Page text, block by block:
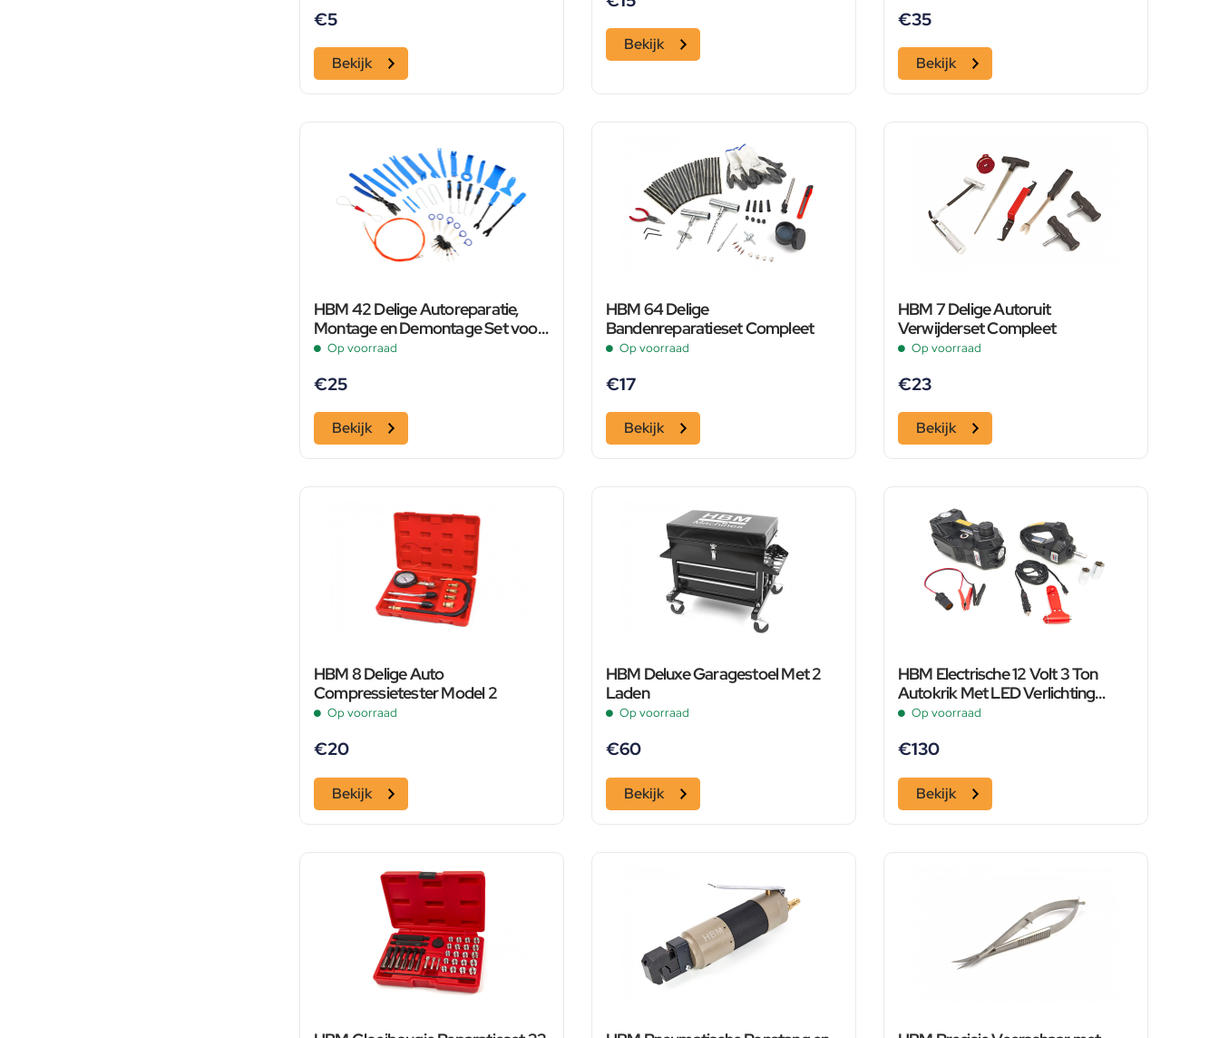
€5
Bekijk
Bekijk
€35
Bekijk
HBM 42 Delige Autoreparatie,
Montage en Demontage Set voor
Deurbekleding, Sierlijsten,
Op voorraad
€25
Bekijk
HBM 64 Delige
Bandenreparatieset Compleet
Op voorraad
€17
Bekijk
HBM 7 Delige Autoruit
Verwijderset Compleet
Op voorraad
€23
Bekijk
HBM 8 Delige Auto
Compressietester Model 2
Op voorraad
€20
Bekijk
HBM Deluxe Garagestoel Met 2
Laden
Op voorraad
€60
Bekijk
HBM Electrische 12 Volt 3 Ton
Autokrik Met LED Verlichting
Inclusief Slagmoersleutel 12 Volt in
Op voorraad
€130
Bekijk